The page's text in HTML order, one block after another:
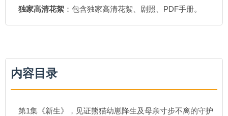
独家高清花絮 ：包含独家高清花絮、剧照、PDF手册。
内容目录
第1集《新生》，见证熊猫幼崽降生及母亲寸步不离的守护